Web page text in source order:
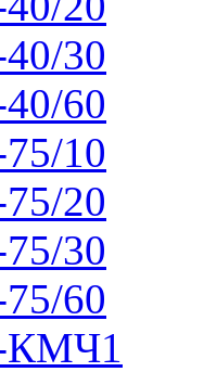
30
60
10
20
30
60